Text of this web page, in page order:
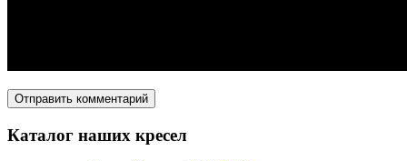
Каталог наших кресел